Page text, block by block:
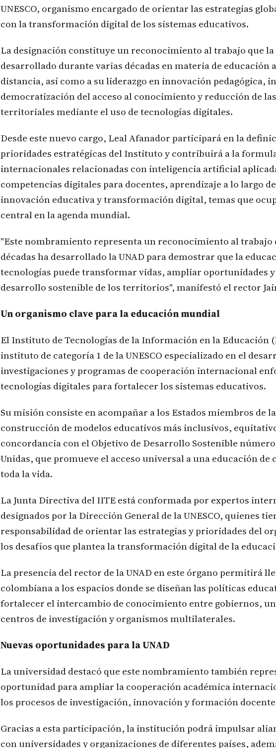
UNESCO, organismo encargado de orientar las estrategias
con la transformación digital de los sistemas educativos.
La designación constituye un reconocimiento al trabajo que la
desarrollado durante varias décadas en materia de educación
distancia, así como a su liderazgo en innovación pedagógica,
democratización del acceso al conocimiento y reducción de
territoriales mediante el uso de tecnologías digitales.
Desde este nuevo cargo, Leal Afanador participará en la
prioridades estratégicas del Instituto y contribuirá a la
internacionales relacionadas con inteligencia artificial
competencias digitales para docentes, aprendizaje a lo largo
innovación educativa y transformación digital, temas que
central en la agenda mundial.
"Este nombramiento representa un reconocimiento al trabajo
décadas ha desarrollado la UNAD para demostrar que la
tecnologías puede transformar vidas, ampliar oportunidades
desarrollo sostenible de los territorios", manifestó el rector
Un organismo clave para la educación mundial
El Instituto de Tecnologías de la Información en la Educación
instituto de categoría 1 de la UNESCO especializado en el
investigaciones y programas de cooperación internacional
tecnologías digitales para fortalecer los sistemas educativos.
Su misión consiste en acompañar a los Estados miembros de la
construcción de modelos educativos más inclusivos,
concordancia con el Objetivo de Desarrollo Sostenible número
Unidas, que promueve el acceso universal a una educación de
toda la vida.
La Junta Directiva del IITE está conformada por expertos
designados por la Dirección General de la UNESCO, quienes
responsabilidad de orientar las estrategias y prioridades del
los desafíos que plantea la transformación digital de la
La presencia del rector de la UNAD en este órgano permitirá
colombiana a los espacios donde se diseñan las políticas
fortalecer el intercambio de conocimiento entre gobiernos,
centros de investigación y organismos multilaterales.
Nuevas oportunidades para la UNAD
La universidad destacó que este nombramiento también
oportunidad para ampliar la cooperación académica
los procesos de investigación, innovación y formación
Gracias a esta participación, la institución podrá impulsar
con universidades y organizaciones de diferentes países,